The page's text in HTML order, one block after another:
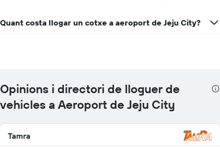
Quant costa llogar un cotxe a aeroport de Jeju City?
Opinions i directori de lloguer de
vehicles a Aeroport de Jeju City
Tamra